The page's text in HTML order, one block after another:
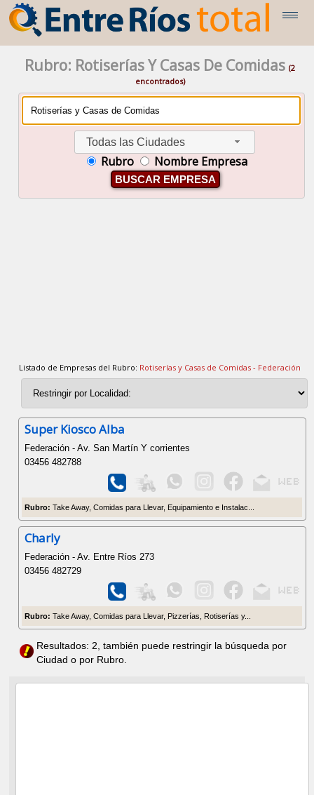
Rubro: Rotiserías Y Casas De Comidas(2
encontrados)
Todas las Ciudades
Rubro Nombre Empresa
BUSCAR EMPRESA
Listado de Empresas del Rubro: Rotiserías y Casas de Comidas - Federación
Super Kiosco Alba
Federación - Av. San Martín Y corrientes
03456 482788
Rubro: Take Away, Comidas para Llevar, Equipamiento e Instalac...
Charly
Federación - Av. Entre Ríos 273
03456 482729
Rubro: Take Away, Comidas para Llevar, Pizzerías, Rotiserías y...
Resultados: 2, también puede restringir la búsqueda por
Ciudad o por Rubro.